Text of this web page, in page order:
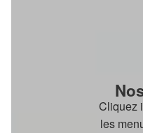
Cliquez
les